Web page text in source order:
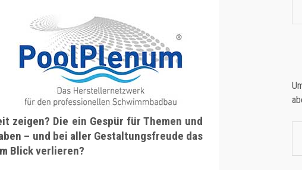
zeigen? Die ein Gespür für Themen und
– und bei aller Gestaltungsfreude das
Blick verlieren?